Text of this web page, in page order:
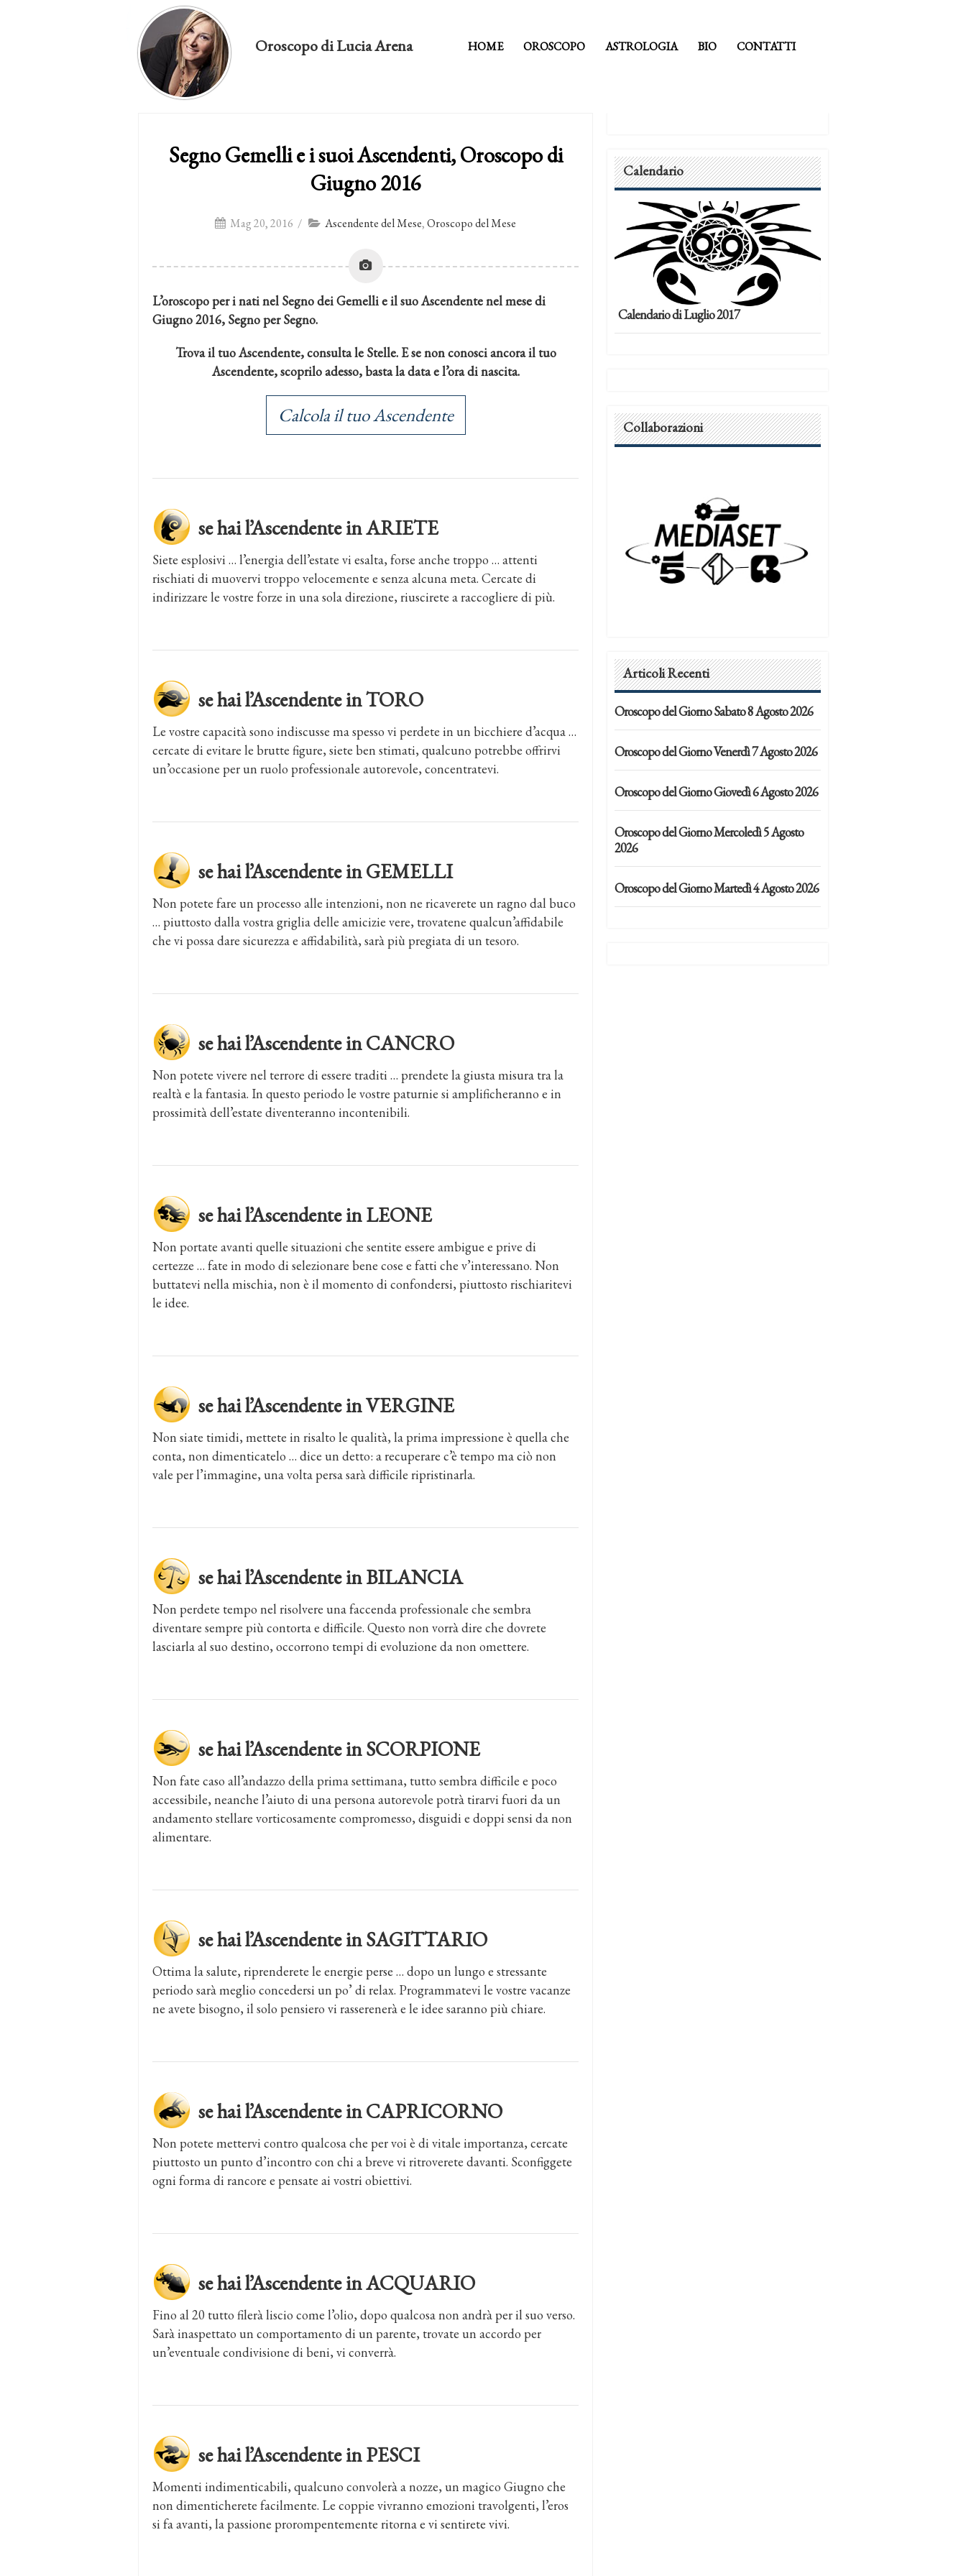
Oroscopo di Lucia Arena HOME OROSCOPO ASTROLOGIA BIO CONTATTI
Segno Gemelli e i suoi Ascendenti, Oroscopo di
Giugno 2016
Mag 20, 2016 / Ascendente del Mese,Oroscopo del Mese
L’oroscopo per i nati nel Segno dei Gemelli e il suo Ascendente nel mese di
Giugno 2016, Segno per Segno.
Trova il tuo Ascendente, consulta le Stelle. E se non conosci ancora il tuo
Ascendente, scoprilo adesso, basta la data e l’ora di nascita.
Calcola il tuo Ascendente
se hai l’Ascendente in ARIETE
Siete esplosivi … l’energia dell’estate vi esalta, forse anche troppo … attenti
rischiati di muovervi troppo velocemente e senza alcuna meta. Cercate di
indirizzare le vostre forze in una sola direzione, riuscirete a raccogliere di più.
se hai l’Ascendente in TORO
Le vostre capacità sono indiscusse ma spesso vi perdete in un bicchiere d’acqua …
cercate di evitare le brutte figure, siete ben stimati, qualcuno potrebbe offrirvi
un’occasione per un ruolo professionale autorevole, concentratevi.
se hai l’Ascendente in GEMELLI
Non potete fare un processo alle intenzioni, non ne ricaverete un ragno dal buco
… piuttosto dalla vostra griglia delle amicizie vere, trovatene qualcun’affidabile
che vi possa dare sicurezza e affidabilità, sarà più pregiata di un tesoro.
se hai l’Ascendente in CANCRO
Non potete vivere nel terrore di essere traditi … prendete la giusta misura tra la
realtà e la fantasia. In questo periodo le vostre paturnie si amplificheranno e in
prossimità dell’estate diventeranno incontenibili.
se hai l’Ascendente in LEONE
Non portate avanti quelle situazioni che sentite essere ambigue e prive di
certezze … fate in modo di selezionare bene cose e fatti che v’interessano. Non
buttatevi nella mischia, non è il momento di confondersi, piuttosto rischiaritevi
le idee.
se hai l’Ascendente in VERGINE
Non siate timidi, mettete in risalto le qualità, la prima impressione è quella che
conta, non dimenticatelo … dice un detto: a recuperare c’è tempo ma ciò non
vale per l’immagine, una volta persa sarà difficile ripristinarla.
se hai l’Ascendente in BILANCIA
Non perdete tempo nel risolvere una faccenda professionale che sembra
diventare sempre più contorta e difficile. Questo non vorrà dire che dovrete
lasciarla al suo destino, occorrono tempi di evoluzione da non omettere.
se hai l’Ascendente in SCORPIONE
Non fate caso all’andazzo della prima settimana, tutto sembra difficile e poco
accessibile, neanche l’aiuto di una persona autorevole potrà tirarvi fuori da un
andamento stellare vorticosamente compromesso, disguidi e doppi sensi da non
alimentare.
se hai l’Ascendente in SAGITTARIO
Ottima la salute, riprenderete le energie perse … dopo un lungo e stressante
periodo sarà meglio concedersi un po’ di relax. Programmatevi le vostre vacanze
ne avete bisogno, il solo pensiero vi rasserenerà e le idee saranno più chiare.
se hai l’Ascendente in CAPRICORNO
Non potete mettervi contro qualcosa che per voi è di vitale importanza, cercate
piuttosto un punto d’incontro con chi a breve vi ritroverete davanti. Sconfiggete
ogni forma di rancore e pensate ai vostri obiettivi.
se hai l’Ascendente in ACQUARIO
Fino al 20 tutto filerà liscio come l’olio, dopo qualcosa non andrà per il suo verso.
Sarà inaspettato un comportamento di un parente, trovate un accordo per
un’eventuale condivisione di beni, vi converrà.
se hai l’Ascendente in PESCI
Momenti indimenticabili, qualcuno convolerà a nozze, un magico Giugno che
non dimenticherete facilmente. Le coppie vivranno emozioni travolgenti, l’eros
si fa avanti, la passione prorompentemente ritorna e vi sentirete vivi.
Calendario
Calendario di Luglio 2017
Collaborazioni
Articoli Recenti
Oroscopo del Giorno Sabato 8 Agosto 2026
Oroscopo del Giorno Venerdì 7 Agosto 2026
Oroscopo del Giorno Giovedì 6 Agosto 2026
Oroscopo del Giorno Mercoledì 5 Agosto
2026
Oroscopo del Giorno Martedì 4 Agosto 2026